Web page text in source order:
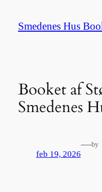
indholdSmedenes Hus
Booket af
Smedenes
feb 19, 2026
—by